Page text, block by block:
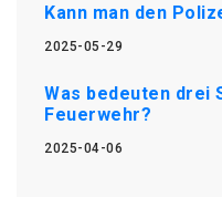
Kann man den
2025-05-29
Was bedeuten drei
Feuerwehr?
2025-04-06